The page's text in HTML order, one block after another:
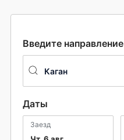
Введите направление
Даты
Заезд